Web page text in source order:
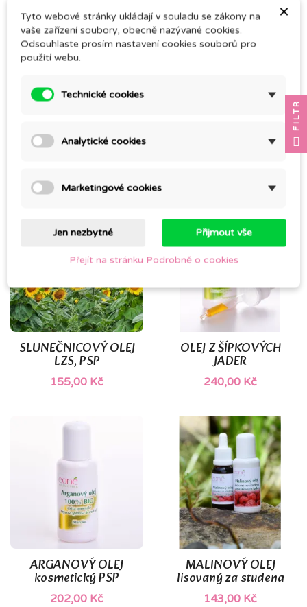
MERUŇKOVÝ OLEJ
lisovaný za studena
SLUNEČNICOVÝ OLEJ
LZS, PSP
155,00 Kč
OLEJ Z ŠÍPKOVÝCH
JADER
240,00 Kč
ARGANOVÝ OLEJ
kosmetický PSP
202,00 Kč
MALINOVÝ OLEJ
lisovaný za studena
143,00 Kč
×
Tyto webové stránky ukládají v souladu se zákony na
vaše zařízení soubory, obecně nazývané cookies.
Odsouhlaste prosím nastavení cookies souborů pro
použití webu.
Technické cookies
Analytické cookies
Marketingové cookies
Jen nezbytné Přijmout vše
Přejít na stránku Podrobně o cookies
FILTR